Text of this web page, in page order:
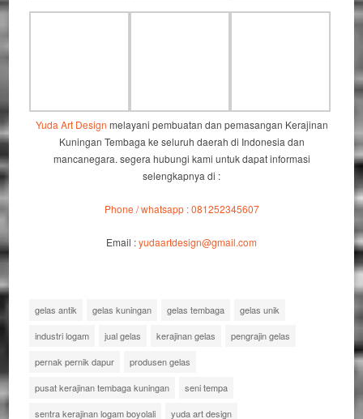
Yuda Art Design melayani pembuatan dan pemasangan Kerajinan
Kuningan Tembaga ke seluruh daerah di Indonesia dan
mancanegara. segera hubungi kami untuk dapat informasi
selengkapnya di :
Phone / whatsapp : 081252345607
Email :yudaartdesign@gmail.com
gelas antik gelas kuningan gelas tembaga
gelas unik
industri logam
jual gelas kerajinan gelas
pengrajin gelas
pernak pernik dapur
produsen gelas
pusat kerajinan tembaga kuningan
seni tempa
sentra kerajinan logam boyolali
yuda art design